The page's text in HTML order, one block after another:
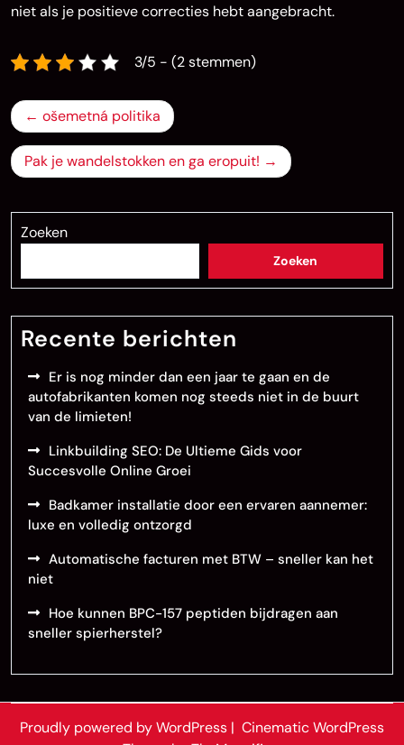
niet als je positieve correcties hebt aangebracht.
3/5 - (2 stemmen)
Bericht
navigatie
ošemetná politika
Pak je wandelstokken en ga eropuit!
Zoeken
Zoeken
Recente berichten
Er is nog minder dan een jaar te gaan en de
autofabrikanten komen nog steeds niet in de buurt
van de limieten!
Linkbuilding SEO: De Ultieme Gids voor
Succesvolle Online Groei
Badkamer installatie door een ervaren aannemer:
luxe en volledig ontzorgd
Automatische facturen met BTW – sneller kan het
niet
Hoe kunnen BPC-157 peptiden bijdragen aan
sneller spierherstel?
Proudly powered by WordPress | Cinematic WordPress